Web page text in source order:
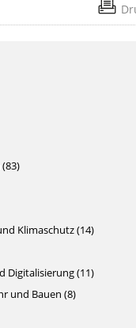
Klimaschutz (14)
Digitalisierung (11)
und Bauen (8)